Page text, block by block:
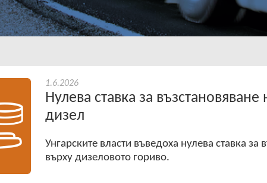
1.6.2026
Нулева ставка за възстановяване
дизел
Унгарските власти въведоха нулева ставка за
върху дизеловото гориво.